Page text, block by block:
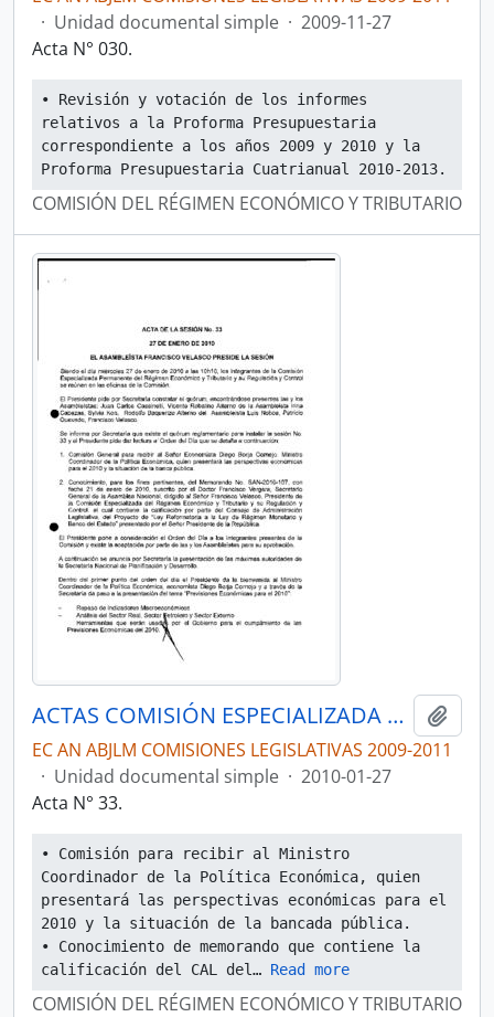
· Unidad documental simple · 2009-11-27
Acta N° 030.
• Revisión y votación de los informes
relativos a la Proforma Presupuestaria
correspondiente a los años 2009 y 2010 y la
Proforma Presupuestaria Cuatrianual 2010-2013.
COMISIÓN DEL RÉGIMEN ECONÓMICO Y TRIBUTARIO
ACTAS COMISIÓN ESPECIALIZADA PERMANENTE DEL RÉGIMEN ECONÓMICO Y TRIBUTARIO Y SU REGULACIÓN Y CONTROL
EC AN ABJLM COMISIONES LEGISLATIVAS 2009-2011
· Unidad documental simple · 2010-01-27
Acta N° 33.
• Comisión para recibir al Ministro
Coordinador de la Política Económica, quien
presentará las perspectivas económicas para el
2010 y la situación de la bancada pública.
• Conocimiento de memorando que contiene la
calificación del CAL del… Read more
COMISIÓN DEL RÉGIMEN ECONÓMICO Y TRIBUTARIO